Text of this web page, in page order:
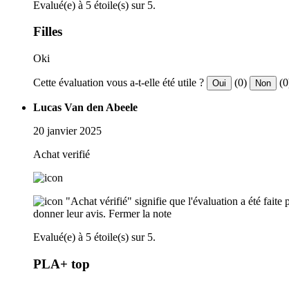
Evalué(e) à 5 étoile(s) sur 5.
Filles
Oki
Cette évaluation vous a-t-elle été utile ? Oui (0) Non
Lucas Van den Abeele
20 janvier 2025
Achat verifié
"Achat vérifié" signifie que l'évaluation a été faite
donner leur avis. Fermer la note
Evalué(e) à 5 étoile(s) sur 5.
PLA+ top